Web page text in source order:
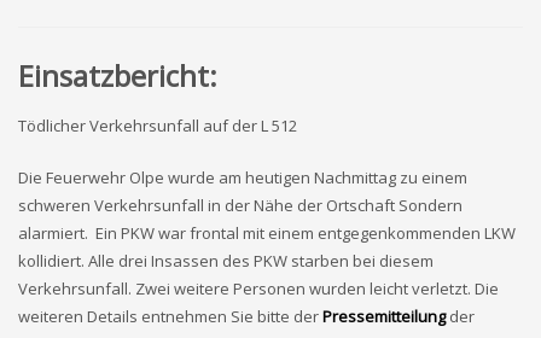
Einsatzbericht:
Tödlicher Verkehrsunfall auf der L 512
Die Feuerwehr Olpe wurde am heutigen Nachmittag zu einem
schweren Verkehrsunfall in der Nähe der Ortschaft Sondern
alarmiert. Ein PKW war frontal mit einem entgegenkommenden LKW
kollidiert. Alle drei Insassen des PKW starben bei diesem
Verkehrsunfall. Zwei weitere Personen wurden leicht verletzt. Die
weiteren Details entnehmen Sie bitte derPressemitteilungder